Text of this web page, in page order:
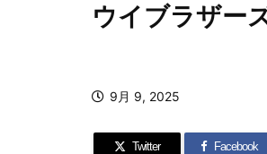
ウイブラザー
9月 9, 2025
Twitter Facebook